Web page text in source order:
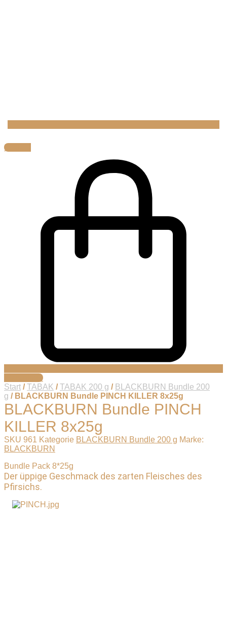
0,00
Warenkorb
Start /TABAK /TABAK 200 g / BLACKBURN Bundle 200
g / BLACKBURN Bundle PINCH KILLER 8x25g
BLACKBURN Bundle PINCH
KILLER 8x25g
SKU 961 Kategorie BLACKBURN Bundle 200 g Marke:
BLACKBURN
Bundle Pack 8*25g
Der üppige Geschmack des zarten Fleisches des
Pfirsichs.